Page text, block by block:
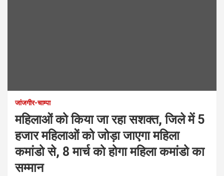
जांजगीर-चाम्पा
महिलाओं को किया जा रहा सशक्त, जिले में 5
हजार महिलाओं को जोड़ा जाएगा महिला
कमांडो से, 8 मार्च को होगा महिला कमांडो का
सम्मान